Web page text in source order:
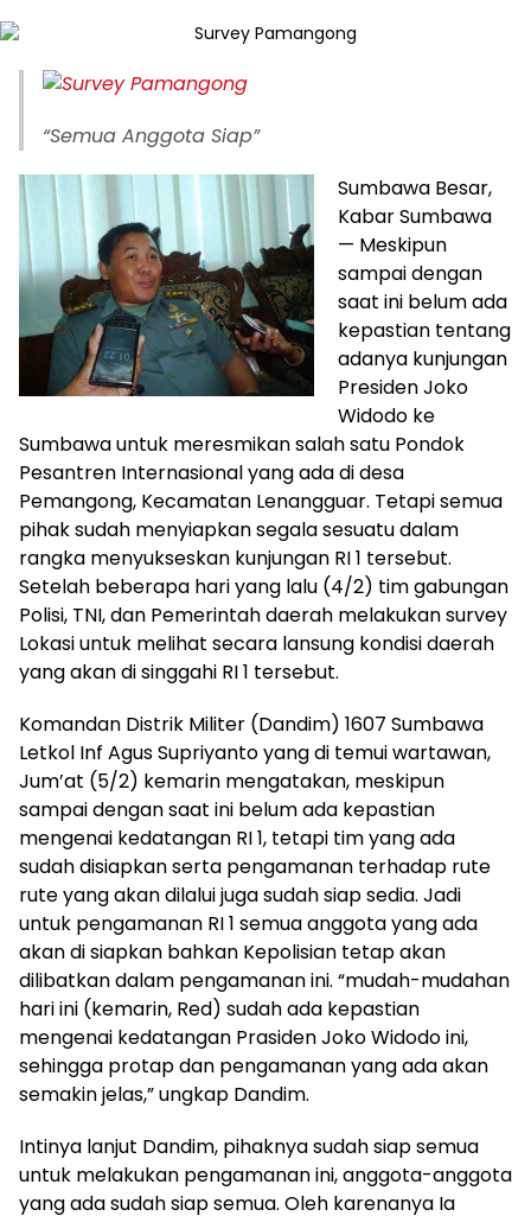
“Semua Anggota Siap”
Sumbawa Besar,
Kabar Sumbawa
— Meskipun
sampai dengan
saat ini belum ada
kepastian tentang
adanya kunjungan
Presiden Joko
Widodo ke
Sumbawa untuk meresmikan salah satu Pondok
Pesantren Internasional yang ada di desa
Pemangong, Kecamatan Lenangguar. Tetapi semua
pihak sudah menyiapkan segala sesuatu dalam
rangka menyukseskan kunjungan RI 1 tersebut.
Setelah beberapa hari yang lalu (4/2) tim gabungan
Polisi, TNI, dan Pemerintah daerah melakukan survey
Lokasi untuk melihat secara lansung kondisi daerah
yang akan di singgahi RI 1 tersebut.
Komandan Distrik Militer (Dandim) 1607 Sumbawa
Letkol Inf Agus Supriyanto yang di temui wartawan,
Jum’at (5/2) kemarin mengatakan, meskipun
sampai dengan saat ini belum ada kepastian
mengenai kedatangan RI 1, tetapi tim yang ada
sudah disiapkan serta pengamanan terhadap rute
rute yang akan dilalui juga sudah siap sedia. Jadi
untuk pengamanan RI 1 semua anggota yang ada
akan di siapkan bahkan Kepolisian tetap akan
dilibatkan dalam pengamanan ini. “mudah-mudahan
hari ini (kemarin, Red) sudah ada kepastian
mengenai kedatangan Prasiden Joko Widodo ini,
sehingga protap dan pengamanan yang ada akan
semakin jelas,” ungkap Dandim.
Intinya lanjut Dandim, pihaknya sudah siap semua
untuk melakukan pengamanan ini, anggota-anggota
yang ada sudah siap semua. Oleh karenanya Ia